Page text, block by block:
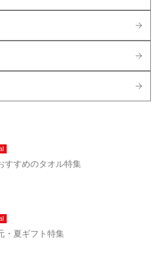
すすめのタオル特集
・夏ギフト特集